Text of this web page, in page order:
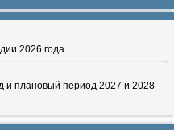
2026 года.
и плановый период 2027 и 2028